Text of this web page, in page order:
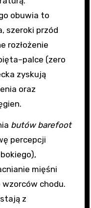
obuwia to
szeroki przód
rozłożenie
(zero
zyskują
oraz
butów barefoot
percepcji
mięśni
chodu.
z